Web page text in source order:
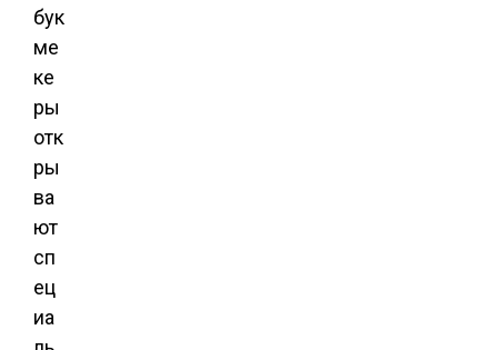
бук
ме
ке
ры
отк
ры
ва
ют
сп
ец
иа